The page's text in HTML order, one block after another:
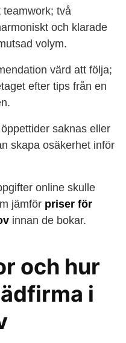
teamwork; två
och klarade
volym.
värd att följa;
efter tips från en
saknas eller
skapa osäkerhet inför
online skulle
jämför priser för
innan de bokar.
och hur
i